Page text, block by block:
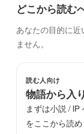
どこから読む
あなたの目的に
ません。
読む人向け
物語から入
まずは小説 /
をここから読め